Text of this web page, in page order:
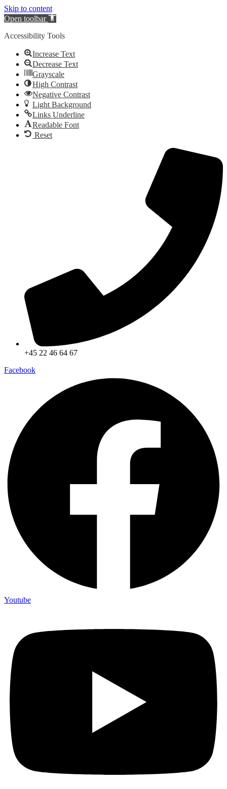
Skip to content
Open toolbar
Accessibility Tools
Increase Text
Decrease Text
Grayscale
High Contrast
Negative Contrast
Light Background
Links Underline
Readable Font
Reset
+45 22 46 64 67
Facebook
Youtube